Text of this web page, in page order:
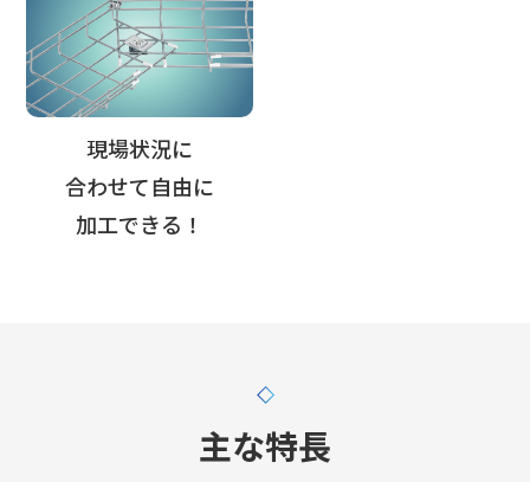
現場状況に
合わせて自由に
加工できる！
主な特長